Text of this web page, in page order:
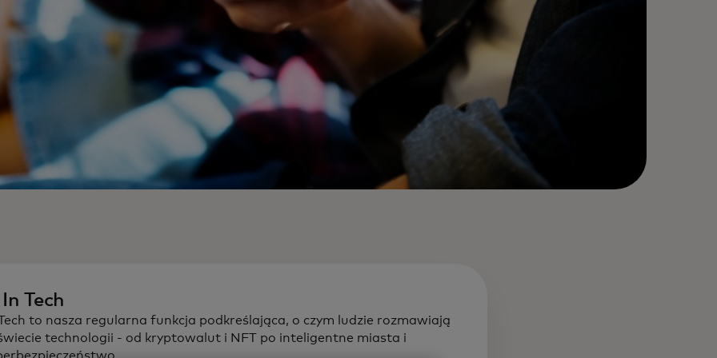
Tech
to nasza regularna funkcja podkreślająca, o czym ludzie rozmawiają
technologii - od kryptowalut i NFT po inteligentne miasta i